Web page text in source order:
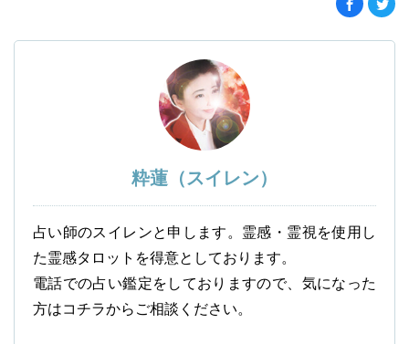
粋蓮（スイレン）
占い師のスイレンと申します。霊感・霊視を使用し
た霊感タロットを得意としております。
電話での占い鑑定をしておりますので、気になった
方はコチラからご相談ください。